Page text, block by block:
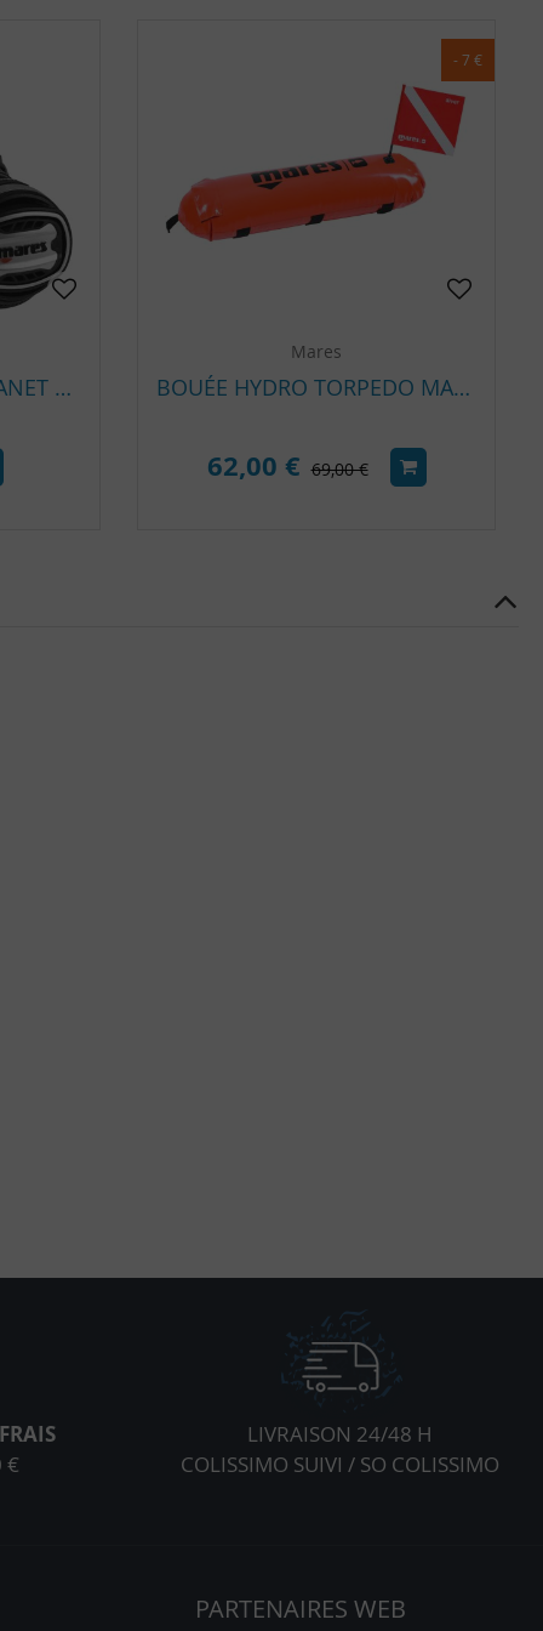
DÉTENDEUR MARES PLANET 88X TBP DIN
- 7 €
Mares
BOUÉE HYDRO TORPEDO MARES
62,00 € 69,00 €
€
LIVRAISON 24/48 H
COLISSIMO SUIVI / SO COLISSIMO
PARTENAIRES WEB